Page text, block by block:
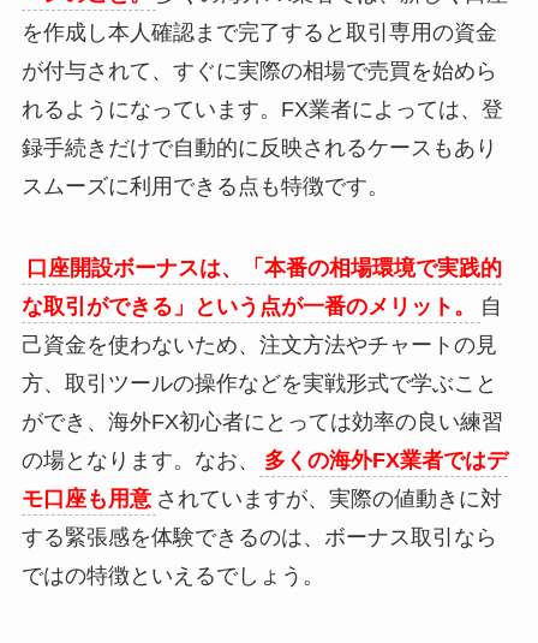
を作成し本人確認まで完了すると取引専用の資金
が付与されて、すぐに実際の相場で売買を始めら
れるようになっています。FX業者によっては、登
録手続きだけで自動的に反映されるケースもあり
スムーズに利用できる点も特徴です。
口座開設ボーナスは、「本番の相場環境で実践的
な取引ができる」という点が一番のメリット。
自
己資金を使わないため、注文方法やチャートの見
方、取引ツールの操作などを実戦形式で学ぶこと
ができ、海外FX初心者にとっては効率の良い練習
の場となります。なお、
多くの海外FX業者ではデ
モ口座も用意 されていますが、実際の値動きに対
する緊張感を体験できるのは、ボーナス取引なら
ではの特徴といえるでしょう。